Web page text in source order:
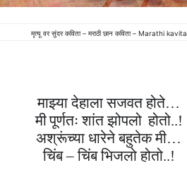
मृत्यू वर सुंदर कविता – मराठी छान कविता – Marathi kavita
माझ्या देहालासजवत होते…
मीपूर्णतःशांतझोपलो होतो..!
अश्रूंच्या धारेनेबहुतेकमी…
चिंब– चिंबभिजलो होतो..!